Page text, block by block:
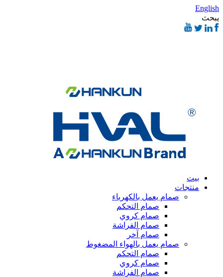
English
يبحث
بيت
منتجات
صمام يعمل بالكهرباء
صمام التحكم
صمام كروي
صمام الفراشة
صمام آخر
صمام يعمل بالهواء المضغوط
صمام التحكم
صمام كروي
صمام الفراشة